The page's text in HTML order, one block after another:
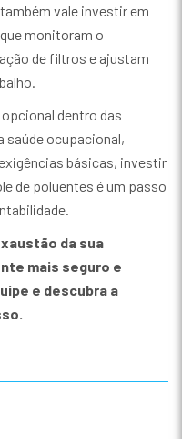
vale investir em
monitoram o
de filtros e ajustam
dentro das
saúde ocupacional,
básicas, investir
de poluentes é um passo
da sua
mais seguro e
e descubra a